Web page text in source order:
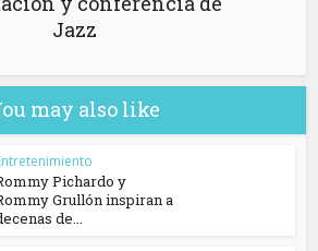
Jazz
may also like
Pichardo y
Grullón inspiran a
de...